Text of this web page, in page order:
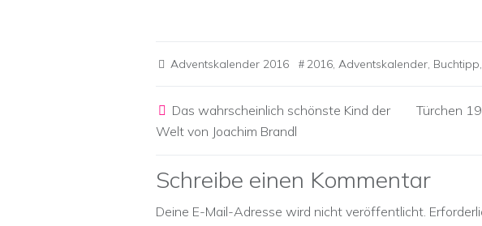
Adventskalender 2016 2016, Adventskalender, Buchtipp,
Post navigation
Das wahrscheinlich schönste Kind der
Welt von Joachim Brandl
Türchen
Schreibe einen Kommentar
Deine E-Mail-Adresse wird nicht veröffentlicht.